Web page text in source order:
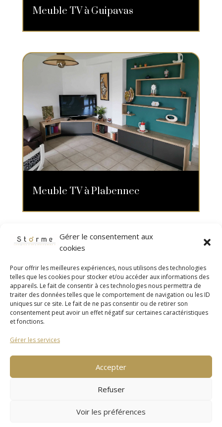
Gérer le consentement aux
cookies
Pour offrir les meilleures expériences, nous utilisons des technologies
telles que les cookies pour stocker et/ou accéder aux informations des
appareils. Le fait de consentir à ces technologies nous permettra de
traiter des données telles que le comportement de navigation ou les ID
uniques sur ce site. Le fait de ne pas consentir ou de retirer son
consentement peut avoir un effet négatif sur certaines caractéristiques
et fonctions.
Gérer les services
Accepter
Refuser
Voir les préférences
Meuble TV à Guipavas
Meuble TV à Plabennec
Meuble TV sur mesure